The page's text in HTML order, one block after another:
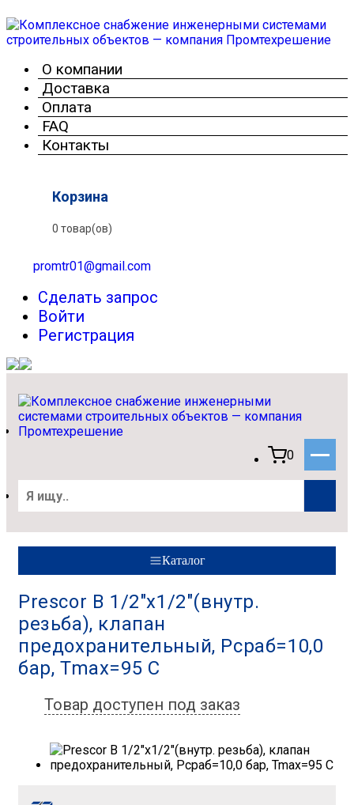
О компании
Доставка
Оплата
FAQ
Контакты
Корзина
0 товар(ов)
promtr01@gmail.com
Сделать запрос
Войти
Регистрация
0
Каталог
Prescor B 1/2"x1/2"(внутр.
резьба), клапан
предохранительный, Рсраб=10,0
бар, Tmax=95 C
Товар доступен под заказ